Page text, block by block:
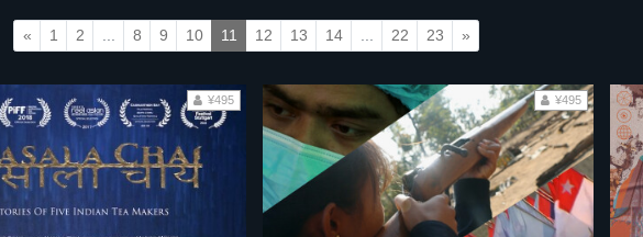
« 1 2 8 9 10 11 12 13 14 22 23 »
¥495 ¥495